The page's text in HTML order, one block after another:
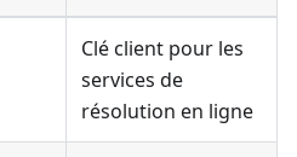
Clé client pour les
services de
résolution en ligne